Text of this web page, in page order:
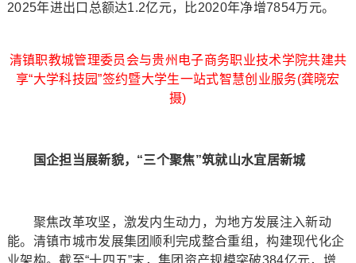
2025年进出口总额达1.2亿元，比2020年净增7854万元。
清镇职教城管理委员会与贵州电子商务职业技术学院共建共
享“大学科技园”签约暨大学生一站式智慧创业服务(龚晓宏
摄)
国企担当展新貌，“三个聚焦”筑就山水宜居新城
聚焦改革攻坚，激发内生动力，为地方发展注入新动
能。清镇市城市发展集团顺利完成整合重组，构建现代化企
业架构。截至“十四五”末，集团资产规模突破384亿元，增